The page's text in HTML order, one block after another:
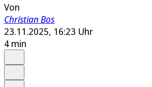
Von
Christian Bos
23.11.2025, 16:23 Uhr
4 min